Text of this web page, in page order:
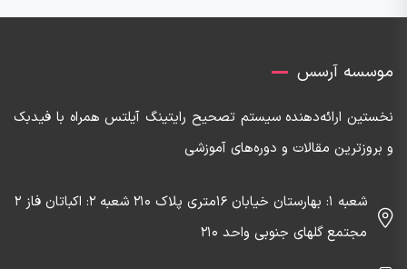
موسسه آرسس
نخستین ارائه‌دهنده‌ سیستم تصحیح رایتینگ آیلتس همراه با فیدبک
و بروزترین مقالات و دوره‌های آموزشی
شعبه 1: بهارستان خیابان 16متری پلاک 210 شعبه 2: اکباتان فاز 2
مجتمع گلهای جنوبی واحد 210